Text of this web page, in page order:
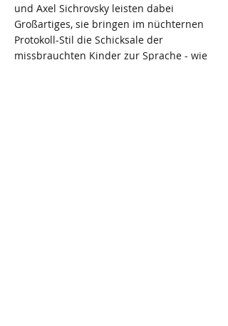
und Axel Sichrovsky leisten dabei
Großartiges, sie bringen im nüchternen
Protokoll-Stil die Schicksale der
missbrauchten Kinder zur Sprache - wie